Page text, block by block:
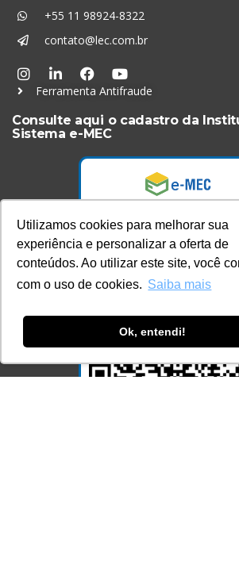
Utilizamos cookies para melhorar sua
experiência e personalizar a oferta de
conteúdos. Ao utilizar este site, você
com o uso de cookies. Saiba mais
Ok, entendi!
+55 11 98924-8322
contato@lec.com.br
Ferramenta Antifraude
Consulte aqui o cadastro da
Sistema e-MEC